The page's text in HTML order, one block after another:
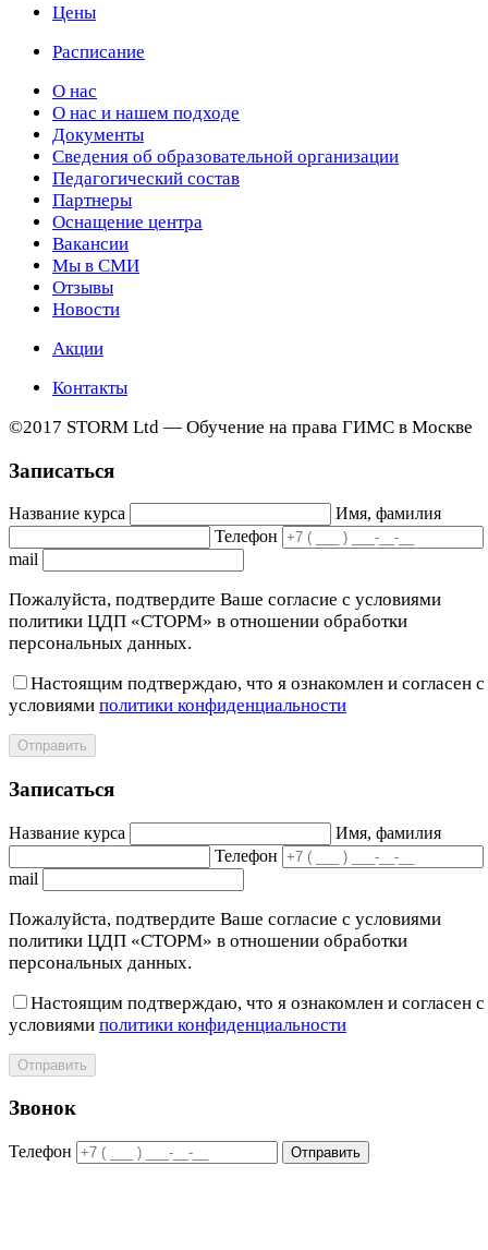
Цены
Расписание
О нас
О нас и нашем подходе
Документы
Сведения об образовательной организации
Педагогический состав
Партнеры
Оснащение центра
Вакансии
Мы в СМИ
Отзывы
Новости
Акции
Контакты
©2017 STORM Ltd — Обучение на права ГИМС в Москве
Записаться
Название курса
Имя, фамилия
Телефон
mail
Пожалуйста, подтвердите Ваше согласие с условиями
политики ЦДП «СТОРМ» в отношении обработки
персональных данных.
Настоящим подтверждаю, что я ознакомлен и согласен с
условиями политики конфиденциальности
Отправить
Записаться
Название курса
Имя, фамилия
Телефон
mail
Пожалуйста, подтвердите Ваше согласие с условиями
политики ЦДП «СТОРМ» в отношении обработки
персональных данных.
Настоящим подтверждаю, что я ознакомлен и согласен с
условиями политики конфиденциальности
Отправить
Звонок
Телефон Отправить